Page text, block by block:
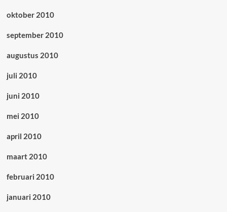
oktober 2010
september 2010
augustus 2010
juli 2010
juni 2010
mei 2010
april 2010
maart 2010
februari 2010
januari 2010